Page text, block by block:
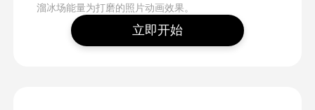
溜冰场能量为打磨的照片动画效果。
立即开始